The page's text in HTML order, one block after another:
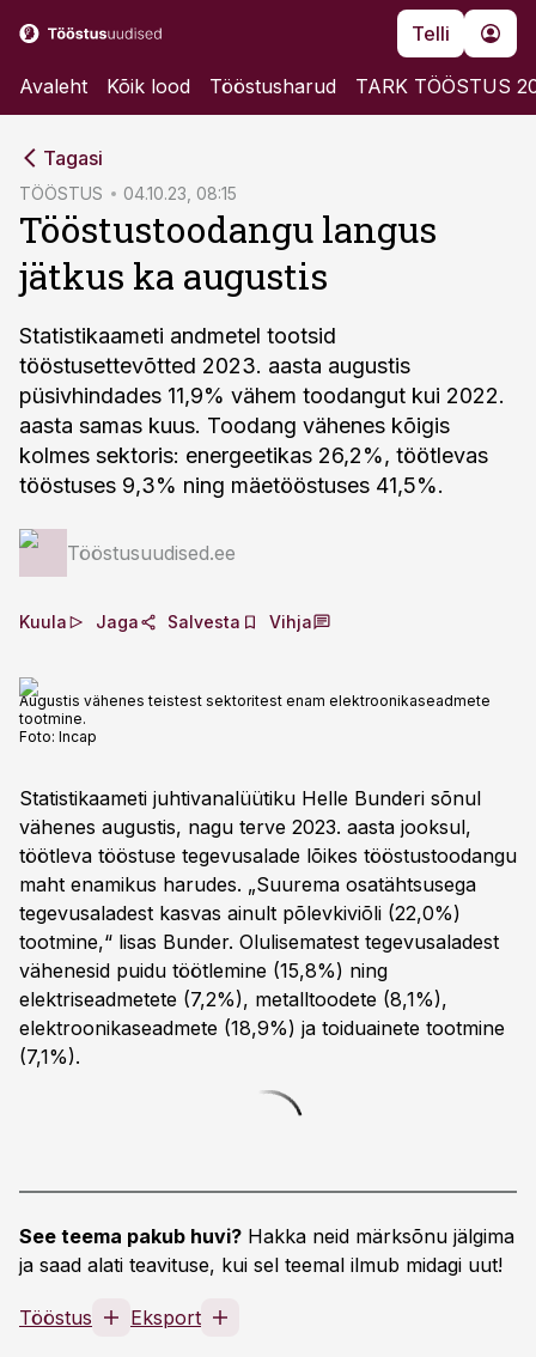
Telli
Avaleht Kõik lood Tööstusharud TARK TÖÖSTUS
Tagasi
TÖÖSTUS 04.10.23, 08:15
Tööstustoodangu langus
jätkus ka augustis
Statistikaameti andmetel tootsid
tööstusettevõtted 2023. aasta augustis
püsivhindades 11,9% vähem toodangut kui 2022.
aasta samas kuus. Toodang vähenes kõigis
kolmes sektoris: energeetikas 26,2%, töötlevas
tööstuses 9,3% ning mäetööstuses 41,5%.
Tööstusuudised.ee
Kuula Jaga Salvesta Vihja
Augustis vähenes teistest sektoritest enam elektroonikaseadmete
tootmine.
Foto: Incap
Statistikaameti juhtivanalüütiku Helle Bunderi sõnul
vähenes augustis, nagu terve 2023. aasta jooksul,
töötleva tööstuse tegevusalade lõikes tööstustoodangu
maht enamikus harudes. „Suurema osatähtsusega
tegevusaladest kasvas ainult põlevkiviõli (22,0%)
tootmine,“ lisas Bunder. Olulisematest tegevusaladest
vähenesid puidu töötlemine (15,8%) ning
elektriseadmetete (7,2%), metalltoodete (8,1%),
elektroonikaseadmete (18,9%) ja toiduainete tootmine
(7,1%).
See teema pakub huvi? Hakka neid märksõnu jälgima
ja saad alati teavituse, kui sel teemal ilmub midagi uut!
Tööstus Eksport